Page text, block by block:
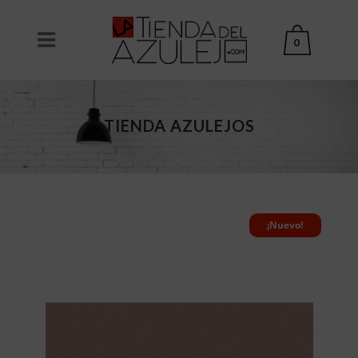
0
TIENDA AZULEJOS
¡Nuevo!